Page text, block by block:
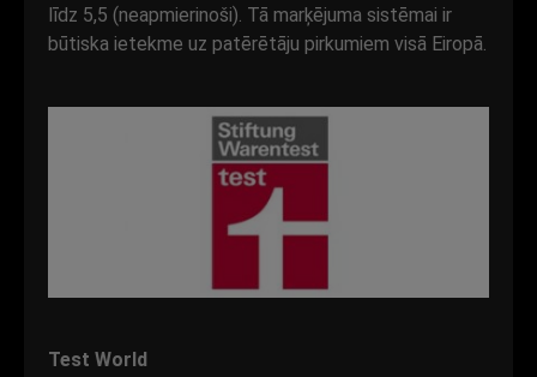
līdz 5,5 (neapmierinoši). Tā marķējuma sistēmai ir
būtiska ietekme uz patērētāju pirkumiem visā Eiropā.
Test World